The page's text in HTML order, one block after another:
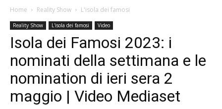
Home Reality Show L'isola dei famosi
Reality Show L'isola dei famosi Video
Isola dei Famosi 2023: i
nominati della settimana e le
nomination di ieri sera 2
maggio | Video Mediaset